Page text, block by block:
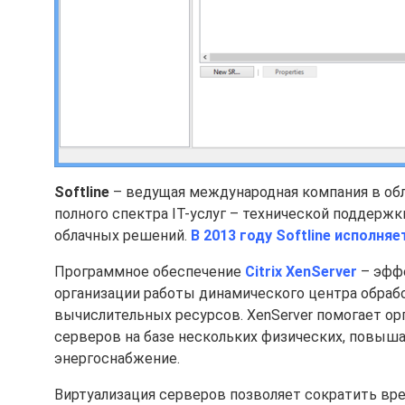
Softline – ведущая международная компания в
полного спектра IT-услуг – технической
облачных решений. В 2013 году Softline
Программное обеспечение Citrix XenServer –
организации работы динамического центра
вычислительных ресурсов. XenServer помогает
серверов на базе нескольких физических,
энергоснабжение.
Виртуализация серверов позволяет сократить